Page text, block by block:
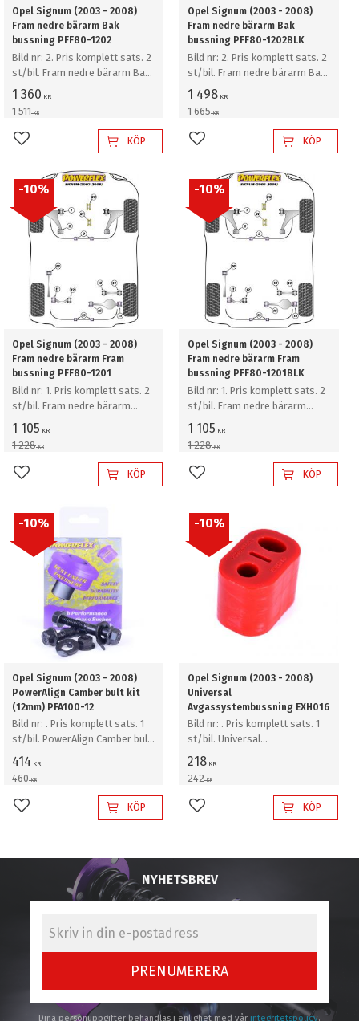
Opel Signum (2003 - 2008)
Fram nedre bärarm Bak
bussning PFF80-1202
Bild nr: 2. Pris komplett sats. 2
st/bil. Fram nedre bärarm Bak
bussning
1 360 KR
1 511KR
Lägg till i favoriterKÖP
Opel Signum (2003 - 2008)
Fram nedre bärarm Bak
bussning PFF80-1202BLK
Bild nr: 2. Pris komplett sats. 2
st/bil. Fram nedre bärarm Bak
bussning
1 498 KR
1 665KR
Lägg till i favoriterKÖP
Opel Signum (2003 - 2008)
Fram nedre bärarm Fram
bussning PFF80-1201
Bild nr: 1. Pris komplett sats. 2
st/bil. Fram nedre bärarm
Fram bussning
1 105 KR
1 228KR
10%
Lägg till i favoriterKÖP
Opel Signum (2003 - 2008)
Fram nedre bärarm Fram
bussning PFF80-1201BLK
Bild nr: 1. Pris komplett sats. 2
st/bil. Fram nedre bärarm
Fram bussning
1 105 KR
1 228KR
10%
Lägg till i favoriterKÖP
Opel Signum (2003 - 2008)
PowerAlign Camber bult kit
(12mm) PFA100-12
Bild nr: . Pris komplett sats. 1
st/bil. PowerAlign Camber bult
kit (12mm)
414 KR
460KR
10%
Lägg till i favoriterKÖP
Opel Signum (2003 - 2008)
Universal
Avgassystembussning EXH016
Bild nr: . Pris komplett sats. 1
st/bil. Universal
Avgassystembussning
218 KR
242KR
10%
Lägg till i favoriterKÖP
NYHETSBREV
PRENUMERERA
Dina personuppgifter behandlas i enlighet med vår integritetspolicy.